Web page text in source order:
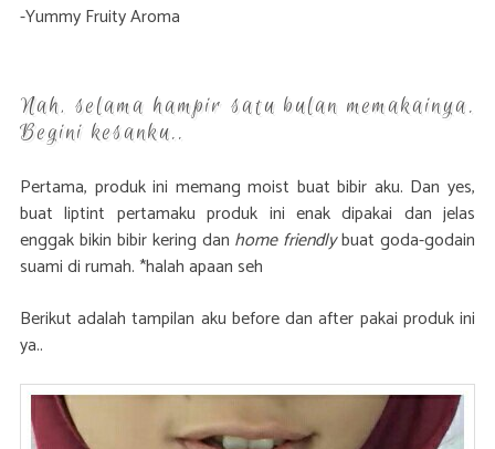
-Yummy Fruity Aroma
Nah, selama hampir satu bulan memakainya.
Begini kesanku..
Pertama, produk ini memang moist buat bibir aku. Dan yes,
buat liptint pertamaku produk ini enak dipakai dan jelas
enggak bikin bibir kering dan home friendlybuat goda-godain
suami di rumah. *halah apaan seh
Berikut adalah tampilan aku before dan after pakai produk ini
ya..